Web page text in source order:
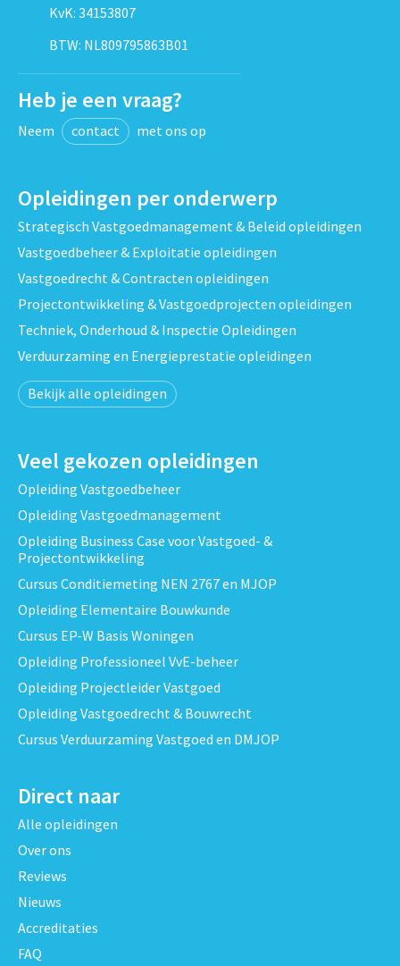
KvK: 34153807
BTW: NL809795863B01
Heb je een vraag?
Neem contact met ons op
Opleidingen per onderwerp
Strategisch Vastgoedmanagement & Beleid opleidingen
Vastgoedbeheer & Exploitatie opleidingen
Vastgoedrecht & Contracten opleidingen
Projectontwikkeling & Vastgoedprojecten opleidingen
Techniek, Onderhoud & Inspectie Opleidingen
Verduurzaming en Energieprestatie opleidingen
Bekijk alle opleidingen
Veel gekozen opleidingen
Opleiding Vastgoedbeheer
Opleiding Vastgoedmanagement
Opleiding Business Case voor Vastgoed- &
Projectontwikkeling
Cursus Conditiemeting NEN 2767 en MJOP
Opleiding Elementaire Bouwkunde
Cursus EP-W Basis Woningen
Opleiding Professioneel VvE-beheer
Opleiding Projectleider Vastgoed
Opleiding Vastgoedrecht & Bouwrecht
Cursus Verduurzaming Vastgoed en DMJOP
Direct naar
Alle opleidingen
Over ons
Reviews
Nieuws
Accreditaties
FAQ